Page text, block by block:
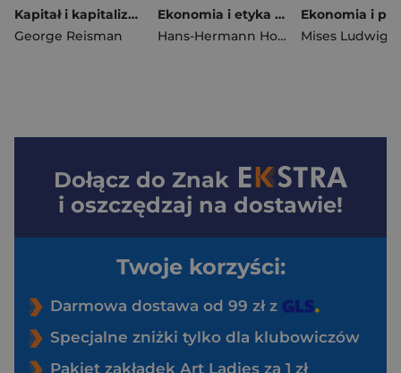
Kapitał i kapitalizm XXI wieku czyli od błędnej teorii do destrukcyjnych reform Piketty'ego
George Reisman
Ekonomia i etyka własności prywatnej Studia z zakresu ekonomii politycznej i filozofii
Hans-Hermann Hoppe
Mises Ludwig
Dołącz do Znak
i oszczędzaj na dostawie!
Twoje korzyści:
Darmowa dostawa od 99 zł z
Specjalne zniżki tylko dla klubowiczów
Pakiet zakładek Art Ladies za 1 zł